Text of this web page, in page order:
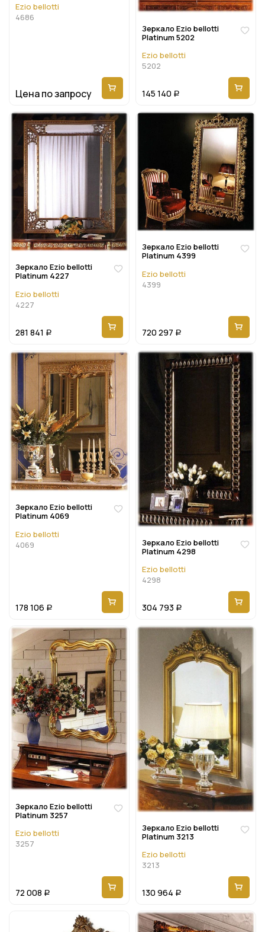
Ezio bellotti
4686
Цена по запросу
Зеркало Ezio bellotti
Platinum 5202
Ezio bellotti
5202
145 140 Р
Зеркало Ezio bellotti
Platinum 4227
Ezio bellotti
4227
281 841 Р
Зеркало Ezio bellotti
Platinum 4399
Ezio bellotti
4399
720 297 Р
Зеркало Ezio bellotti
Platinum 4069
Ezio bellotti
4069
178 106 Р
Зеркало Ezio bellotti
Platinum 4298
Ezio bellotti
4298
304 793 Р
Зеркало Ezio bellotti
Platinum 3257
Ezio bellotti
3257
72 008 Р
Зеркало Ezio bellotti
Platinum 3213
Ezio bellotti
3213
130 964 Р